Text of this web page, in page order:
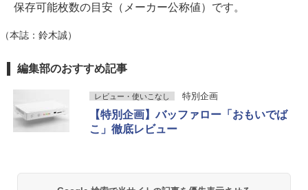
保存可能枚数の目安（メーカー公称値）です。
（本誌：鈴木誠）
編集部のおすすめ記事
レビュー・使いこなし 特別企画
【特別企画】バッファロー「おもいでば
こ」徹底レビュー